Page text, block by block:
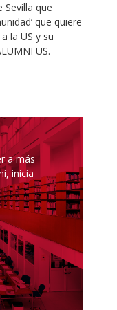
Sevilla que
que quiere
la US y su
US.
a más
inicia